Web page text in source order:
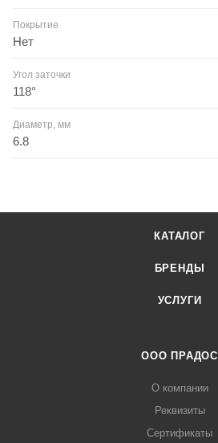
Покрытие
Нет
Угол заточки
118°
Диаметр, мм
6.8
КАТАЛОГ
БРЕНДЫ
УСЛУГИ
ООО ПРАДОС
О компании
Реквизиты
Сертификаты